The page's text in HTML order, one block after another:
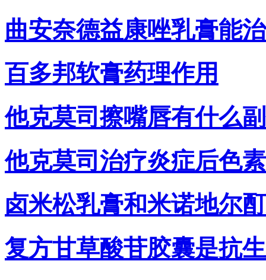
曲安奈德益康唑乳膏能
百多邦软膏药理作用
他克莫司擦嘴唇有什么
他克莫司治疗炎症后色
卤米松乳膏和米诺地尔
复方甘草酸苷胶囊是抗